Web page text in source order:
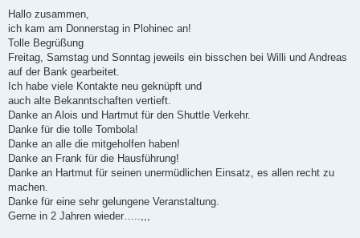
i
r
a
Hallo zusammen,
ich kam am Donnerstag in Plohinec an!
Tolle Begrüßung
Freitag, Samstag und Sonntag jeweils ein bisschen bei Willi und Andreas
auf der Bank gearbeitet.
Ich habe viele Kontakte neu geknüpft und
auch alte Bekanntschaften vertieft.
Danke an Alois und Hartmut für den Shuttle Verkehr.
Danke für die tolle Tombola!
Danke an alle die mitgeholfen haben!
Danke an Frank für die Hausführung!
Danke an Hartmut für seinen unermüdlichen Einsatz, es allen recht zu
machen.
Danke für eine sehr gelungene Veranstaltung.
Gerne in 2 Jahren wieder…..,,,